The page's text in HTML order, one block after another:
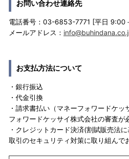
お問い合わせ連絡先
電話番号：03-6853-7771 [平日 9:00
メールアドレス：
お支払方法について
・銀行振込
・代金引換
・請求書払い（マネーフォワードケ
フォワードケッサイ株式会社の審査が
・クレジットカード決済(割賦販売法
取引のセキュリティ対策に取り組んで